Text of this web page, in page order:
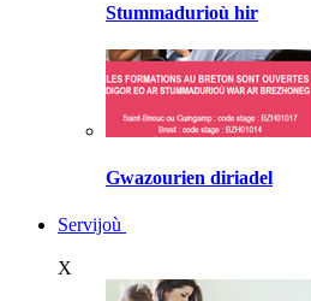
Stummadurioù hir
Gwazourien diriadel
Servijoù
X